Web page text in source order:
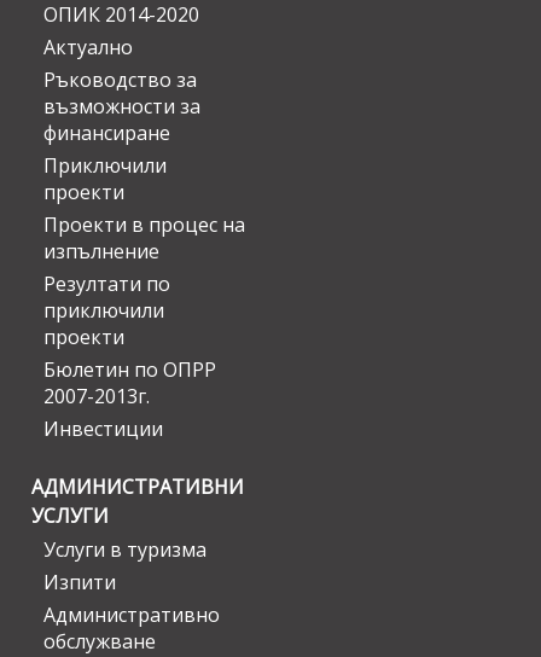
ОПИК 2014-2020
Актуално
Ръководство за
възможности за
финансиране
Приключили
проекти
Проекти в процес на
изпълнение
Резултати по
приключили
проекти
Бюлетин по ОПРР
2007-2013г.
Инвестиции
АДМИНИСТРАТИВНИ
УСЛУГИ
Услуги в туризма
Изпити
Административно
обслужване